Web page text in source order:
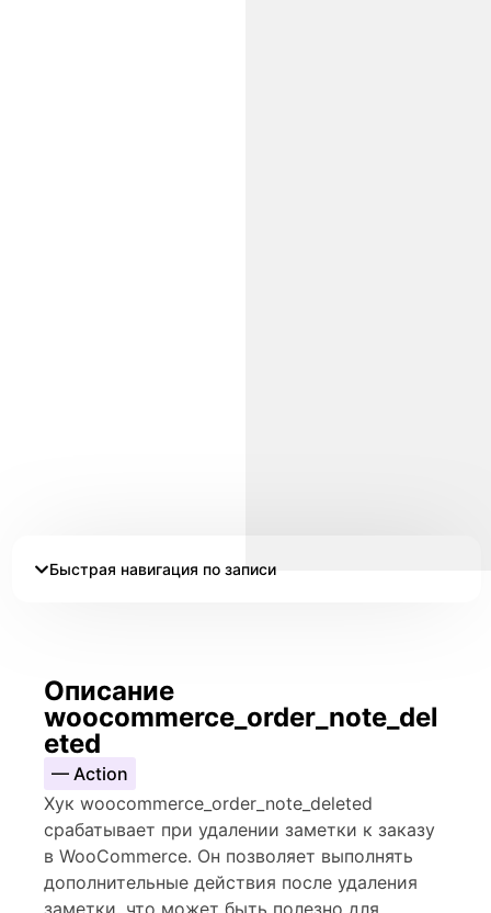
Быстрая навигация по записи
Описание
woocommerce_order_note_del
eted
— Action
Хук woocommerce_order_note_deleted
срабатывает при удалении заметки к заказу
в WooCommerce. Он позволяет выполнять
дополнительные действия после удаления
заметки, что может быть полезно для